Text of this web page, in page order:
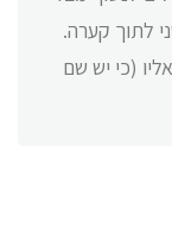
לתוך קערה.
(כי יש שם